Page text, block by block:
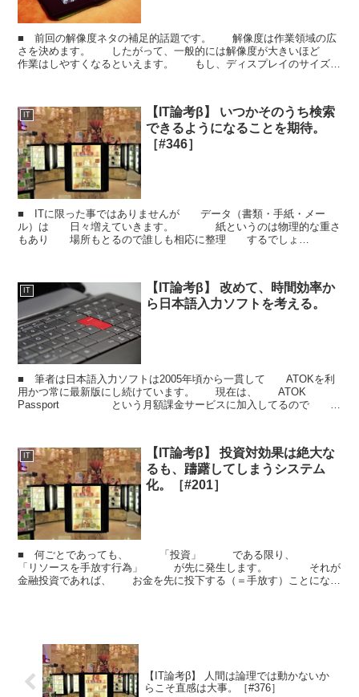
■ 前回の解像度ネタの補足的話題です。 解像度は作業領域の広
さを決めます。 したがって、一般的には解像度が大きいほど
作業はしやすくなるといえます。 もし、ディスプレイのサイズが
IT
【IT論考β】 いつかそのうち検索
できるようになることを期待。
［#346］
■ ITに限った事ではありませんが データ（書類・手紙・メー
ル）は 日々増えていきます。 紙というのは物理的な重さ
もあり 場所もとるので誰しも相応に整理 するでしょ
IT
【IT論考β】 改めて、時間効率か
ら日本語入力ソフトを考える。
■ 筆者は日本語入力ソフトは2005年頃から一貫して ATOKを利
用かつ常に最新版にし続けています。 現在は、 ATOK
Passport という月額課金サービスに加入してるので 毎
IT
【IT論考β】 投資対効果は絶大な
るも、躊躇してしまうシステム
化。［#201］
■ 何ごとであっても、 「投資」 である限り、
「リソースを手放す行為」 が先に発生します。 それが
金融投資であれば、 お金を先に投下する（＝手放す）ことになり
【IT論考β】 人間は論理では動かないか
らこそ直感は大事。［#376］